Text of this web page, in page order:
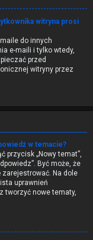
witryna prosi
do innych
e-maili i tylko wtedy,
przed
witryny przez
w temacie?
przycisk „Nowy temat”,
Być może, że
Na dole
uprawnień
tworzyć nowe tematy,